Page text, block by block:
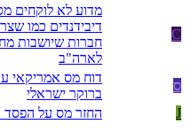
C
מדוע לא לוקחים
דיבידנדים כמו
חברות שיושבות
לארה"ב
ס
דוח מס אמריקאי
ברוקר ישראלי
J
החזר מס על הפסד